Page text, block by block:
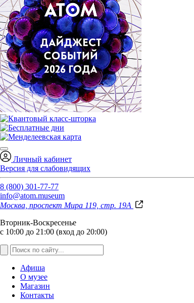
Личный кабинет
Версия для слабовидящих
8 (800) 301-77-77
info@atom.museum
Москва, проспект Мира 119, стр. 19А
Вторник-Воскресенье
с 10:00 до 21:00 (вход до 20:00)
Афиша
О музее
Магазин
Контакты